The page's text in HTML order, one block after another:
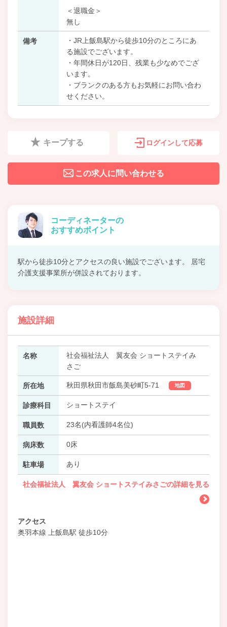
＜退職金＞
無し
備考
・JR上飯島駅から徒歩10分のところにあ
る施設でございます。
・年間休日が120日、残業も少なめでござ
います。
・ブランクのある方もお気軽にお問い合わ
せください。
キープする ログインして応募
この求人に問い合わせる
コーディネーターの
おすすめポイント
駅から徒歩10分とアクセスの良い施設でございます。 居宅
介護支援事業所が併設されております。
施設詳細
名称
社会福祉法人 翼友会 ショートステイみ
さご
所在地 秋田県秋田市飯島美砂町5-71 地図
診療科目 ショートステイ
職員数 23名(内看護師4名位)
病床数 0床
駐車場 あり
社会福祉法人 翼友会 ショートステイみさごの詳細を見る
アクセス
奥羽本線 上飯島駅 徒歩10分